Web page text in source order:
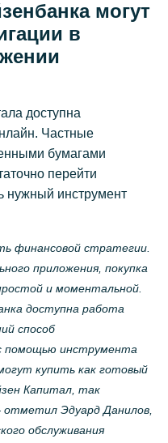
могут
в
доступна
Частные
бумагами
перейти
нужный инструмент
финансовой стратегии.
приложения, покупка
и моментальной.
доступна работа
способ
помощью инструмента
купить как готовый
Капитал, так
Эдуард Данилов,
обслуживания